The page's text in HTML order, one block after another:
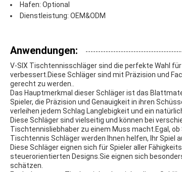
Hafen: Optional
Dienstleistung: OEM&ODM
Anwendungen:
V-SIX Tischtennisschläger sind die perfekte Wahl
verbessert.Diese Schläger sind mit Präzision und
gerecht zu werden..
Das Hauptmerkmal dieser Schläger ist das
Spieler, die Präzision und Genauigkeit in ihren
verleihen jedem Schlag Langlebigkeit und ein
Diese Schläger sind vielseitig und können bei
Tischtennisliebhaber zu einem Muss macht.Egal,
Tischtennis Schläger werden Ihnen helfen, Ihr Spiel
Diese Schläger eignen sich für Spieler aller
steuerorientierten Designs.Sie eignen sich
schätzen.